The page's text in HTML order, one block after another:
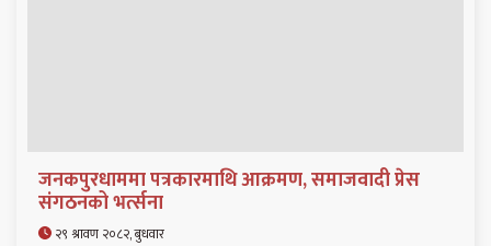
जनकपुरधाममा पत्रकारमाथि आक्रमण, समाजवादी प्रेस
संगठनको भर्त्सना
२९ श्रावण २०८२, बुधवार